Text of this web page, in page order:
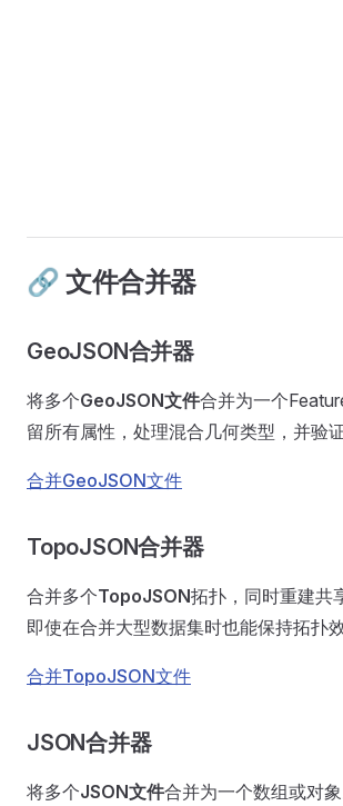
🔗 文件合并器
GeoJSON合并器
将多个GeoJSON文件合并为一个
留所有属性，处理混合几何类型，并验
合并GeoJSON文件
TopoJSON合并器
合并多个TopoJSON拓扑，同时重建共
即使在合并大型数据集时也能保持拓扑效
合并TopoJSON文件
JSON合并器
将多个JSON文件合并为一个数组或对